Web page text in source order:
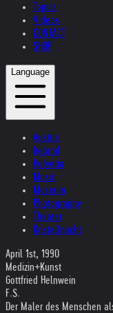
Topics
Videos
CONTACT
SHOP
Language
Austria
Ireland
Helvetia
Music
Museum
Photography
Theater
Kristallnacht
April 1st, 1990
Medizin+Kunst
Gottfried Helnwein
F.S.
Der Maler des Menschen